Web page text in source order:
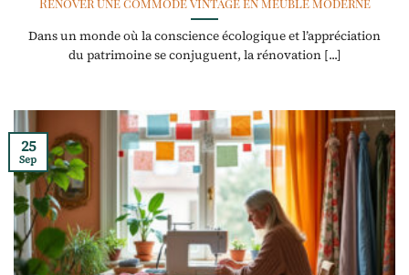
Dans un monde où la conscience écologique et l’appréciation
du patrimoine se conjuguent, la rénovation [...]
25
Sep